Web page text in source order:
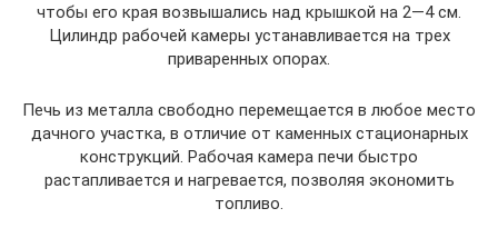
чтобы его края возвышались над крышкой на 2—4 см.
Цилиндр рабочей камеры устанавливается на трех
приваренных опорах.
Печь из металла свободно перемещается в любое место
дачного участка, в отличие от каменных стационарных
конструкций. Рабочая камера печи быстро
растапливается и нагревается, позволяя экономить
топливо.